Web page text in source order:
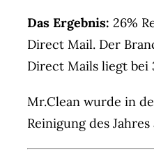
Das Ergebnis: 26%
Direct Mail. Der
Direct Mails liegt bei
Mr.Clean wurde in
Reinigung des